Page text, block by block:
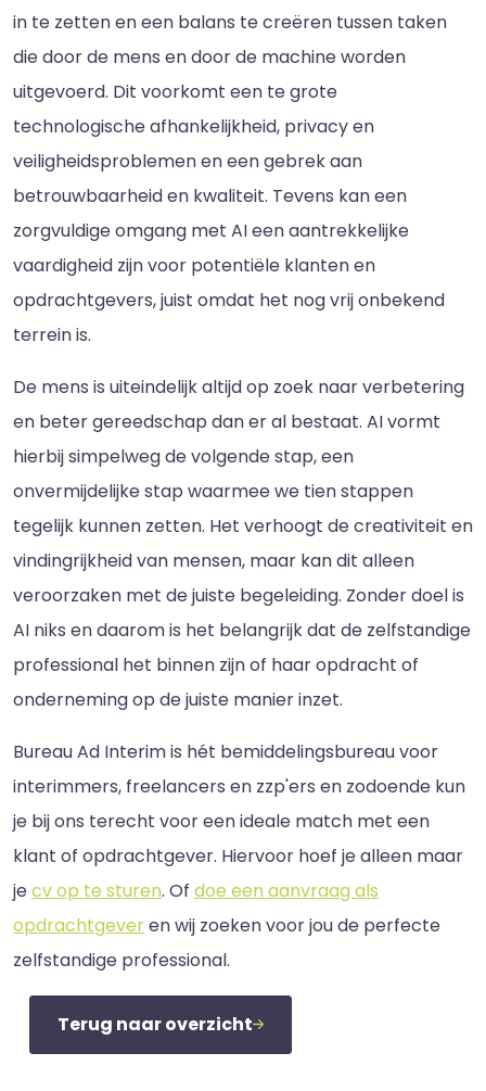
in te zetten en een balans te creëren tussen taken
die door de mens en door de machine worden
uitgevoerd. Dit voorkomt een te grote
technologische afhankelijkheid, privacy en
veiligheidsproblemen en een gebrek aan
betrouwbaarheid en kwaliteit. Tevens kan een
zorgvuldige omgang met AI een aantrekkelijke
vaardigheid zijn voor potentiële klanten en
opdrachtgevers, juist omdat het nog vrij onbekend
terrein is.
De mens is uiteindelijk altijd op zoek naar verbetering
en beter gereedschap dan er al bestaat. AI vormt
hierbij simpelweg de volgende stap, een
onvermijdelijke stap waarmee we tien stappen
tegelijk kunnen zetten. Het verhoogt de creativiteit en
vindingrijkheid van mensen, maar kan dit alleen
veroorzaken met de juiste begeleiding. Zonder doel is
AI niks en daarom is het belangrijk dat de zelfstandige
professional het binnen zijn of haar opdracht of
onderneming op de juiste manier inzet.
Bureau Ad Interim is hét bemiddelingsbureau voor
interimmers, freelancers en zzp'ers en zodoende kun
je bij ons terecht voor een ideale match met een
klant of opdrachtgever. Hiervoor hoef je alleen maar
jecv op te sturen. Of doe een aanvraag als
opdrachtgeveren wij zoeken voor jou de perfecte
zelfstandige professional.
Terug naar overzicht